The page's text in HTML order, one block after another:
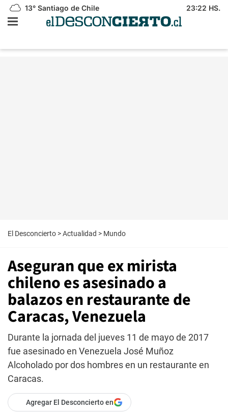
13° Santiago de Chile 23:22 HS.
El Desconcierto >Actualidad > Mundo
Aseguran que ex mirista
chileno es asesinado a
balazos en restaurante de
Caracas, Venezuela
Durante la jornada del jueves 11 de mayo de 2017
fue asesinado en Venezuela José Muñoz
Alcoholado por dos hombres en un restaurante en
Caracas.
Agregar El Desconcierto en